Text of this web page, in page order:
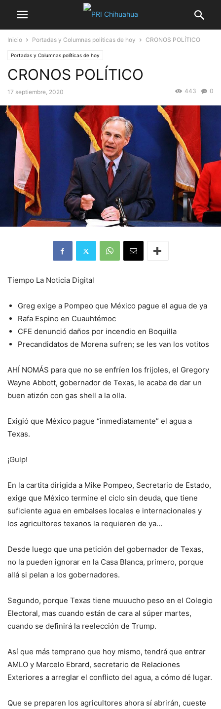
Inicio Portadas y Columnas políticas de hoy CRONOS POLÍTICO
Portadas y Columnas políticas de hoy
CRONOS POLÍTICO
17 septiembre, 2020 0
443
Tiempo La Noticia Digital
Greg exige a Pompeo que México pague el agua de ya
Rafa Espino en Cuauhtémoc
CFE denunció daños por incendio en Boquilla
Precandidatos de Morena sufren; se les van los votitos
AHÍ NOMÁS para que no se enfríen los frijoles, el Gregory
Wayne Abbott, gobernador de Texas, le acaba de dar un
buen atizón con gas shell a la olla.
Exigió que México pague “inmediatamente” el agua a
Texas.
¡Gulp!
En la cartita dirigida a Mike Pompeo, Secretario de Estado,
exige que México termine el ciclo sin deuda, que tiene
suficiente agua en embalses locales e internacionales y
los agricultores texanos la requieren de ya…
Desde luego que una petición del gobernador de Texas,
no la pueden ignorar en la Casa Blanca, primero, porque
allá si pelan a los gobernadores.
Segundo, porque Texas tiene muuucho peso en el Colegio
Electoral, mas cuando están de cara al súper martes,
cuando se definirá la reelección de Trump.
Así que más temprano que hoy mismo, tendrá que entrar
AMLO y Marcelo Ebrard, secretario de Relaciones
Exteriores a arreglar el conflicto del agua, a cómo dé lugar.
Que se preparen los agricultores ahora sí abrirán, cueste